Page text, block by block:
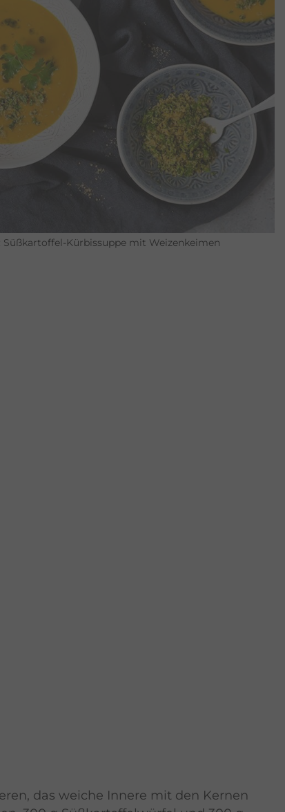
Süßkartoffel-Kürbissuppe mit Weizenkeimen
das weiche Innere mit den Kernen